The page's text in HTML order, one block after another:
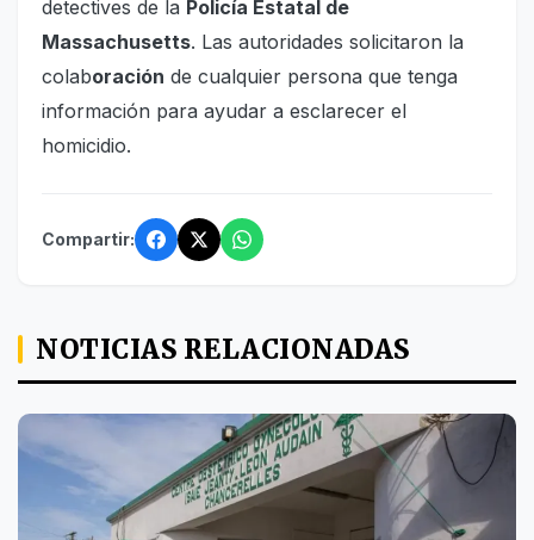
detectives de la Policía Estatal de
Massachusetts. Las autoridades solicitaron la
colaboración de cualquier persona que tenga
información para ayudar a esclarecer el
homicidio.
Compartir:
NOTICIAS RELACIONADAS